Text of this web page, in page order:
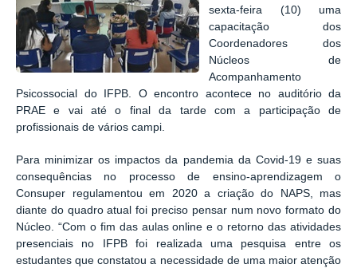
sexta-feira (10) uma
capacitação dos
Coordenadores dos
Núcleos de
Acompanhamento
Psicossocial do IFPB. O encontro acontece no auditório da
PRAE e vai até o final da tarde com a participação de
profissionais de vários campi.
Para minimizar os impactos da pandemia da Covid-19 e suas
consequências no processo de ensino-aprendizagem o
Consuper regulamentou em 2020 a criação do NAPS, mas
diante do quadro atual foi preciso pensar num novo formato do
Núcleo. “Com o fim das aulas online e o retorno das atividades
presenciais no IFPB foi realizada uma pesquisa entre os
estudantes que constatou a necessidade de uma maior atenção